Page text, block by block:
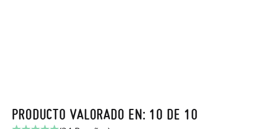
PRODUCTO VALORADO EN: 10 DE 10